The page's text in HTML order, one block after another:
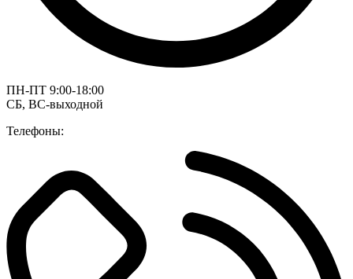
ПН-ПТ 9:00-18:00
СБ, ВС-выходной
Телефоны: